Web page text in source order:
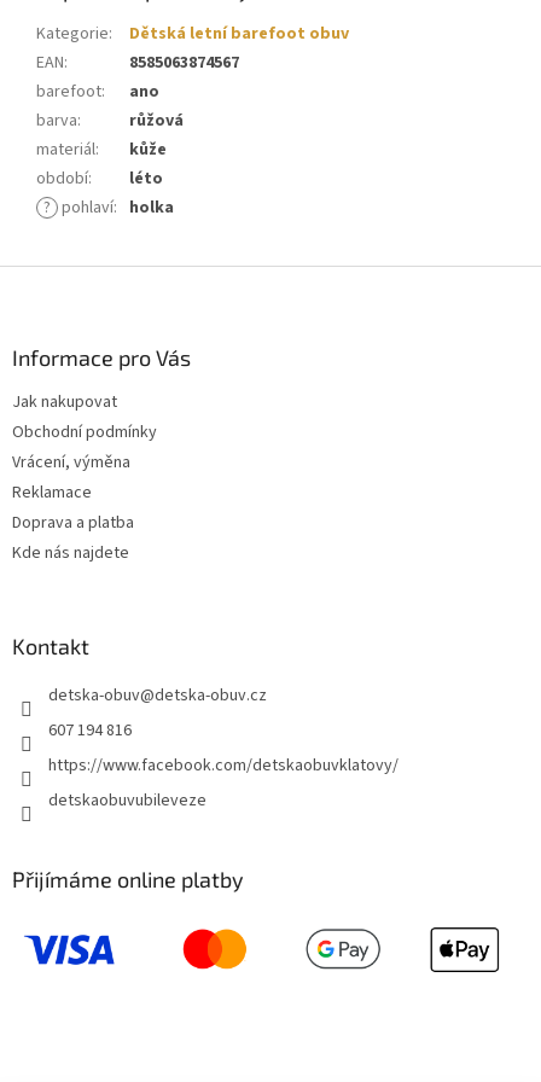
Kategorie:
Dětská letní barefoot obuv
EAN:
8585063874567
barefoot:
ano
barva:
růžová
materiál:
kůže
období:
léto
? pohlaví: holka
Informace pro Vás
Jak nakupovat
Obchodní podmínky
Vrácení, výměna
Reklamace
Doprava a platba
Kde nás najdete
Kontakt
detska-obuv@detska-obuv.cz
607 194 816
https://www.facebook.com/detskaobuvklatovy/
detskaobuvubileveze
Přijímáme online platby